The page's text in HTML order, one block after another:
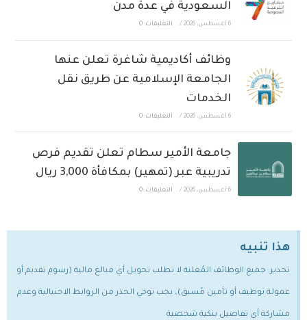
السعودية في عدة مدن
6 أغسطس، 2026 / التعليقات: 0
وظائف أكاديمية شاغرة تعلن عنها
الجامعة الإسلامية عن طريق نقل
الخدمات
6 أغسطس، 2026 / التعليقات: 0
جامعة الأمير سطام تعلن تقديم فرص
تدريبية عبر (تمهير) بمكافأة 3,000 ريال
6 أغسطس، 2026 / التعليقات: 0
هذا تنبيه
تحذير: جميع الوظائف المُعلنة لا تطلب تحويل أي مبالغ مالية (رسوم تقديم أو
عمولة توظيف أو تأمين مُسبق)، يجب توخي الحذر من الروابط الاحتيالية وعدم
مشاركة أي تفاصيل بنكية شخصية